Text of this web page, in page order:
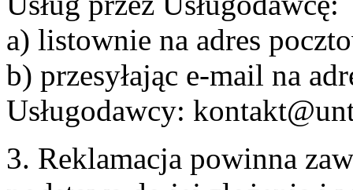
a) listownie na adres
b) przesyłając e-mail na
Usługodawcy:
3. Reklamacja powinna